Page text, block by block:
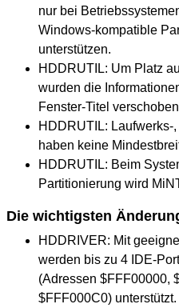
nur bei
Windows-kompatible
unterstützen.
HDDRUTIL: Um Platz
wurden die
Fenster-Titel
HDDRUTIL: Laufwerks-
haben keine
HDDRUTIL: Beim
Partitionierung wird
Die wichtigsten
HDDRIVER: Mit
werden bis zu 4 IDE-
(Adressen $FFF00000,
$FFF000C0)